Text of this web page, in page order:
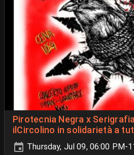
‍Pirotecnia Negra x
ilCircolino in solidarietà a
Thursday, Jul 09, 06:00 PM-